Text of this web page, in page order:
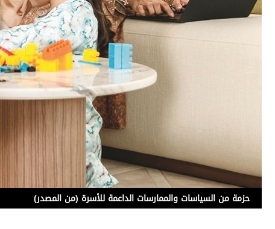
عدد اليوم
حزمة من السياسات والممارسات الداعمة للأسرة (من المصدر)